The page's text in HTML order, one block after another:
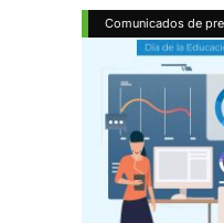
Comunicados de